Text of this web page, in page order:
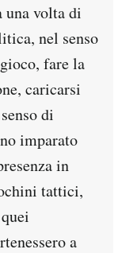
volta di
nel senso
fare la
caricarsi
di
imparato
in
tattici,
a